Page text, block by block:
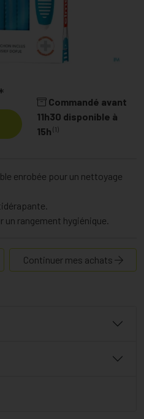
Commandé avant
11h30 disponible à
15h (1)
enrobée pour un nettoyage
rangement hygiénique.
Continuer mes achats